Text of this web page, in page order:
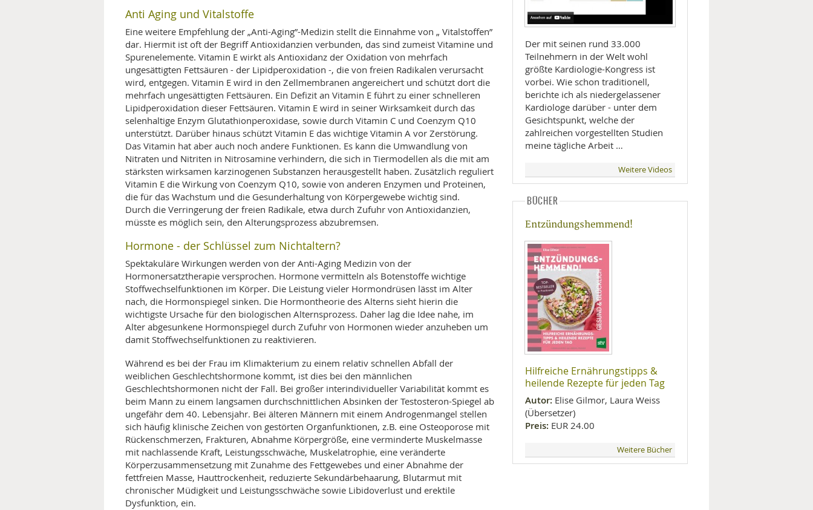
Anti Aging und Vitalstoffe
Eine weitere Empfehlung der „Anti-Aging”-Medizin stellt die Einnahme von „ Vitalstoffen”
dar. Hiermit ist oft der Begriff Antioxidanzien verbunden, das sind zumeist Vitamine und
Spurenelemente. Vitamin E wirkt als Antioxidanz der Oxidation von mehrfach
ungesättigten Fettsäuren - der Lipidperoxidation -, die von freien Radikalen verursacht
wird, entgegen. Vitamin E wird in den Zellmembranen angereichert und schützt dort die
mehrfach ungesättigten Fettsäuren. Ein Defizit an Vitamin E führt zu einer schnelleren
Lipidperoxidation dieser Fettsäuren. Vitamin E wird in seiner Wirksamkeit durch das
selenhaltige Enzym Glutathionperoxidase, sowie durch Vitamin C und Coenzym Q10
unterstützt. Darüber hinaus schützt Vitamin E das wichtige Vitamin A vor Zerstörung.
Das Vitamin hat aber auch noch andere Funktionen. Es kann die Umwandlung von
Nitraten und Nitriten in Nitrosamine verhindern, die sich in Tiermodellen als die mit am
stärksten wirksamen karzinogenen Substanzen herausgestellt haben. Zusätzlich reguliert
Vitamin E die Wirkung von Coenzym Q10, sowie von anderen Enzymen und Proteinen,
die für das Wachstum und die Gesunderhaltung von Körpergewebe wichtig sind.
Durch die Verringerung der freien Radikale, etwa durch Zufuhr von Antioxidanzien,
müsste es möglich sein, den Alterungsprozess abzubremsen.
Hormone - der Schlüssel zum Nichtaltern?
Spektakuläre Wirkungen werden von der Anti-Aging Medizin von der
Hormonersatztherapie versprochen. Hormone vermitteln als Botenstoffe wichtige
Stoffwechselfunktionen im Körper. Die Leistung vieler Hormondrüsen lässt im Alter
nach, die Hormonspiegel sinken. Die Hormontheorie des Alterns sieht hierin die
wichtigste Ursache für den biologischen Alternsprozess. Daher lag die Idee nahe, im
Alter abgesunkene Hormonspiegel durch Zufuhr von Hormonen wieder anzuheben um
damit Stoffwechselfunktionen zu reaktivieren.
Während es bei der Frau im Klimakterium zu einem relativ schnellen Abfall der
weiblichen Geschlechtshormone kommt, ist dies bei den männlichen
Geschlechtshormonen nicht der Fall. Bei großer interindividueller Variabilität kommt es
beim Mann zu einem langsamen durchschnittlichen Absinken der Testosteron-Spiegel ab
ungefähr dem 40. Lebensjahr. Bei älteren Männern mit einem Androgenmangel stellen
sich häufig klinische Zeichen von gestörten Organfunktionen, z.B. eine Osteoporose mit
Rückenschmerzen, Frakturen, Abnahme Körpergröße, eine verminderte Muskelmasse
mit nachlassende Kraft, Leistungsschwäche, Muskelatrophie, eine veränderte
Körperzusammensetzung mit Zunahme des Fettgewebes und einer Abnahme der
fettfreien Masse, Hauttrockenheit, reduzierte Sekundärbehaarung, Blutarmut mit
chronischer Müdigkeit und Leistungsschwäche sowie Libidoverlust und erektile
Dysfunktion, ein.
Der mit seinen rund 33.000
Teilnehmern in der Welt wohl
größte Kardiologie-Kongress ist
vorbei. Wie schon traditionell,
berichte ich als niedergelassener
Kardiologe darüber - unter dem
Gesichtspunkt, welche der
zahlreichen vorgestellten Studien
meine tägliche Arbeit …
Weitere Videos
BÜCHER
Entzündungshemmend!
Hilfreiche Ernährungstipps &
heilende Rezepte für jeden Tag
Autor: Elise Gilmor, Laura Weiss
(Übersetzer)
Preis: EUR 24.00
Weitere Bücher